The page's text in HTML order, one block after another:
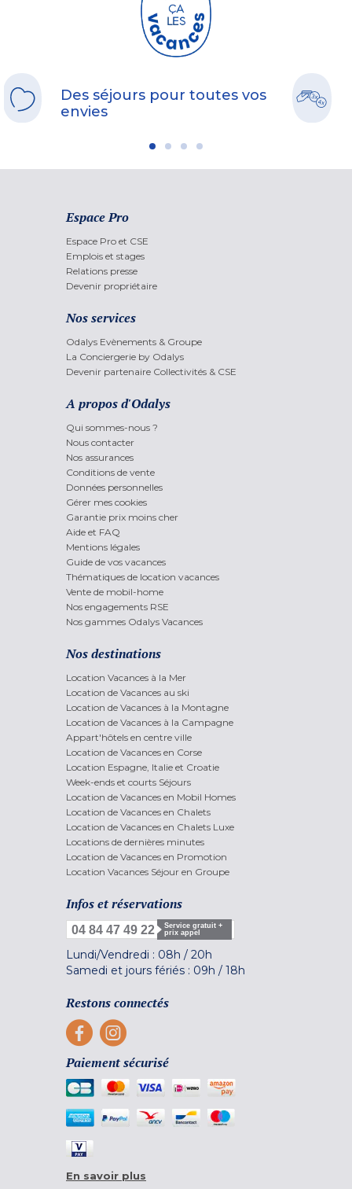
Des séjours pour toutes vos
envies
Espace Pro
Espace Pro et CSE
Emplois et stages
Relations presse
Devenir propriétaire
Nos services
Odalys Evènements & Groupe
La Conciergerie by Odalys
Devenir partenaire Collectivités & CSE
A propos d'Odalys
Qui sommes-nous ?
Nous contacter
Nos assurances
Conditions de vente
Données personnelles
Gérer mes cookies
Garantie prix moins cher
Aide et FAQ
Mentions légales
Guide de vos vacances
Thématiques de location vacances
Vente de mobil-home
Nos engagements RSE
Nos gammes Odalys Vacances
Nos destinations
Location Vacances à la Mer
Location de Vacances au ski
Location de Vacances à la Montagne
Location de Vacances à la Campagne
Appart'hôtels en centre ville
Location de Vacances en Corse
Location Espagne, Italie et Croatie
Week-ends et courts Séjours
Location de Vacances en Mobil Homes
Location de Vacances en Chalets
Location de Vacances en Chalets Luxe
Locations de dernières minutes
Location de Vacances en Promotion
Location Vacances Séjour en Groupe
Infos et réservations
04 84 47 49 22
Service gratuit +
prix appel
Lundi/Vendredi : 08h / 20h
Samedi et jours fériés : 09h / 18h
Restons connectés
Paiement sécurisé
En savoir plus